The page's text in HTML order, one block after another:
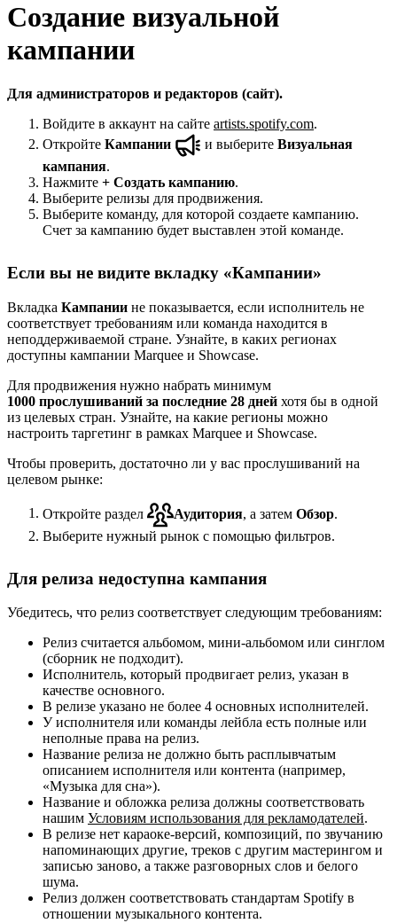
Создание визуальной
кампании
Для администраторов и редакторов (сайт).
Войдите в аккаунт на сайте artists.spotify.com.
Откройте Кампании и выберите Визуальная
кампания.
Нажмите + Создать кампанию.
Выберите релизы для продвижения.
Выберите команду, для которой создаете кампанию.
Счет за кампанию будет выставлен этой команде.
Если вы не видите вкладку «Кампании»
Вкладка Кампании не показывается, если исполнитель не
соответствует требованиям или команда находится в
неподдерживаемой стране. Узнайте, в каких регионах
доступны кампании Marquee и Showcase.
Для продвижения нужно набрать минимум
1000 прослушиваний за последние 28 дней хотя бы в одной
из целевых стран. Узнайте, на какие регионы можно
настроить таргетинг в рамках Marquee и Showcase.
Чтобы проверить, достаточно ли у вас прослушиваний на
целевом рынке:
Откройте раздел Аудитория , а затем Обзор
Выберите нужный рынок с помощью фильтров.
Для релиза недоступна кампания
Убедитесь, что релиз соответствует следующим требованиям:
Релиз считается альбомом, мини-альбомом или синглом
(сборник не подходит).
Исполнитель, который продвигает релиз, указан в
качестве основного.
В релизе указано не более 4 основных исполнителей.
У исполнителя или команды лейбла есть полные или
неполные права на релиз.
Название релиза не должно быть расплывчатым
описанием исполнителя или контента (например,
«Музыка для сна»).
Название и обложка релиза должны соответствовать
нашим Условиям использования для рекламодателей.
В релизе нет караоке-версий, композиций, по звучанию
напоминающих другие, треков с другим мастерингом и
записью заново, а также разговорных слов и белого
шума.
Релиз должен соответствовать стандартам Spotify в
отношении музыкального контента.